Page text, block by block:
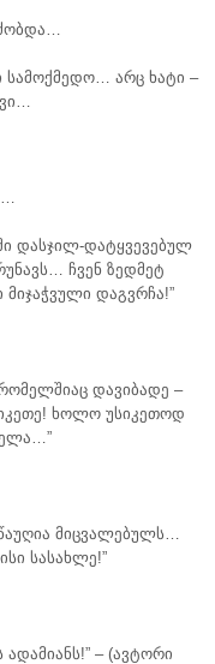
სამოქმედო… არც ხატი –
დასჯილ-დატყვევებულ
ჩვენ ზედმეტ
დაგვრჩა!”
დავიბადე –
ხოლო უსიკეთოდ
მიცვალებულს…
სასახლე!”
– (ავტორი